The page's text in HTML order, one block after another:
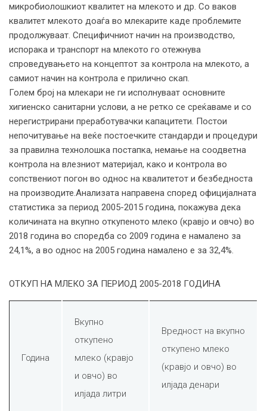
микробиолошкиот квалитет на млекото и др. Со ваков
квалитет млекото доаѓа во млекарите каде проблемите
продолжуваат. Специфичниот начин на производство,
испорака и транспорт на млекото го отежнува
спроведувањето на концептот за контрола на млекото, а
самиот начин на контрола е прилично скап.
Голем број на млекари не ги исполнуваат основните
хигиенско санитарни услови, а не ретко се среќаваме и со
нерегистрирани преработувачки капацитети. Постои
непочитување на веќе постоечките стандарди и процедури
за правилна технолошка постапка, немање на соодветна
контрола на влезниот материјал, како и контрола во
сопствениот погон во однос на квалитетот и безбедноста
на производите.Анализата направена според официјалната
статистика за период 2005-2015 година, покажува дека
количината на вкупно откупеното млеко (кравјо и овчо) во
2018 година во споредба со 2009 година е намалено за
24,1%, а во однос на 2005 година намалено е за 32,4%.
ОТКУП НА МЛЕКО ЗА ПЕРИОД 2005-2018 ГОДИНА
Година
Вкупно
откупено
млеко (кравјо
и овчо) во
илјада литри
Вредност на вкупно
откупено млеко
(кравјо и овчо) во
илјада денари